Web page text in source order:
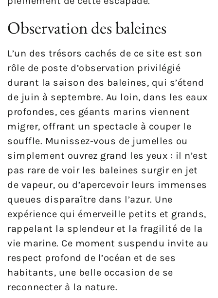
Observation des baleines
L’un des trésors cachés de ce site est son
rôle de poste d’observation privilégié
durant la saison des baleines, qui s’étend
de juin à septembre. Au loin, dans les eaux
profondes, ces géants marins viennent
migrer, offrant un spectacle à couper le
souffle. Munissez-vous de jumelles ou
simplement ouvrez grand les yeux : il n’est
pas rare de voir les baleines surgir en jet
de vapeur, ou d’apercevoir leurs immenses
queues disparaître dans l’azur. Une
expérience qui émerveille petits et grands,
rappelant la splendeur et la fragilité de la
vie marine. Ce moment suspendu invite au
respect profond de l’océan et de ses
habitants, une belle occasion de se
reconnecter à la nature.